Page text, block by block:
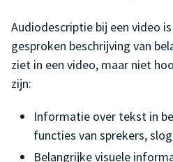
Audiodescriptie bij een video
gesproken beschrijving van
ziet in een video, maar niet
zijn:
Informatie over tekst in
functies van sprekers,
Belangrijke visuele